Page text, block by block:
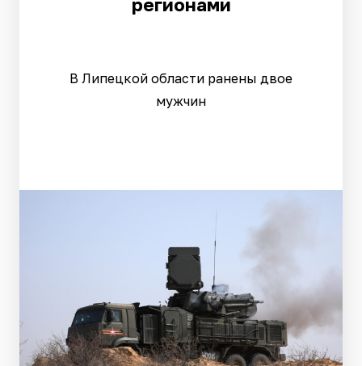
регионами
В Липецкой области ранены двое
мужчин